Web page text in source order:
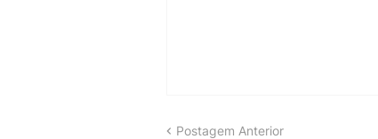
Postagem Anterior